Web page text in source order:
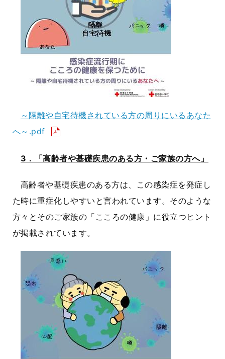
～隔離や自宅待機されている方の周りにいるあなた
へ～.pdf
3．「高齢者や基礎疾患のある方・ご家族の方へ」
高齢者や基礎疾患のある方は、この感染症を発症し
た時に重症化しやすいと言われています。そのような
方々とそのご家族の「こころの健康」に役立つヒント
が掲載されています。